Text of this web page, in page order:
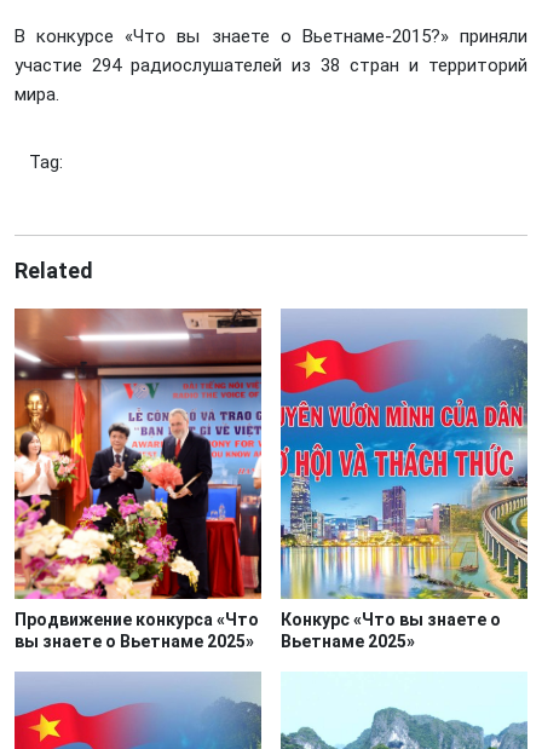
В конкурсе «Что вы знаете о Вьетнаме-2015?» приняли
участие 294 радиослушателей из 38 стран и территорий
мира.
Tag:
Related
Продвижение конкурса «Что
вы знаете о Вьетнаме 2025»
Конкурс «Что вы знаете о
Вьетнаме 2025»